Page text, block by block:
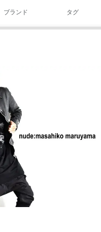
ブランド タグ